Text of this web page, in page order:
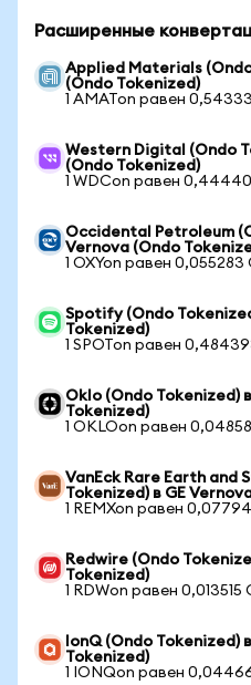
Расширенные
Applied Materials
(Ondo Tokenized)
1 AMATon равен
Western Digital (Ondo
(Ondo Tokenized)
1 WDCon равен
Occidental Petroleum
Vernova (Ondo
1 OXYon равен 0,055283
Spotify (Ondo
Tokenized)
1 SPOTon равен
Oklo (Ondo Tokenized)
Tokenized)
1 OKLOon равен
VanEck Rare Earth and
Tokenized) в GE
1 REMXon равен
Redwire (Ondo
Tokenized)
1 RDWon равен 0,013515
IonQ (Ondo Tokenized)
Tokenized)
1 IONQon равен